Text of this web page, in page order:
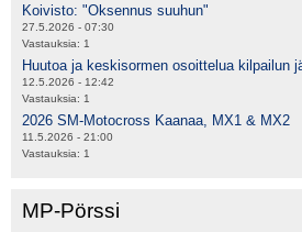
Koivisto: "Oksennus suuhun"
27.5.2026 - 07:30
Vastauksia: 1
Huutoa ja keskisormen osoittelua kilpailun
12.5.2026 - 12:42
Vastauksia: 1
2026 SM-Motocross Kaanaa, MX1 & MX2
11.5.2026 - 21:00
Vastauksia: 1
MP-Pörssi